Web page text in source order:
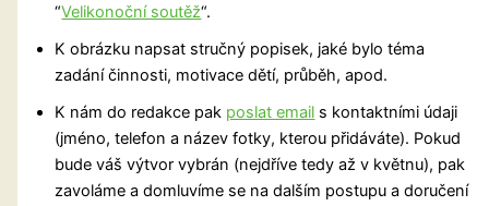
“Velikonoční soutěž“.
K obrázku napsat stručný popisek, jaké bylo téma
zadání činnosti, motivace dětí, průběh, apod.
K nám do redakce pak poslat email s kontaktními údaji
(jméno, telefon a název fotky, kterou přidáváte). Pokud
bude váš výtvor vybrán (nejdříve tedy až v květnu), pak
zavoláme a domluvíme se na dalším postupu a doručení